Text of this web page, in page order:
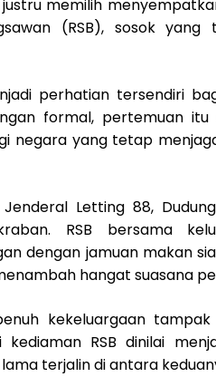
memilih
(RSB), sosok
perhatian tersendiri
formal, pertemuan
negara yang tetap
Jenderal Letting 88,
RSB bersama
dengan jamuan makan
hangat suasana
kekeluargaan
kediaman RSB dinilai
terjalin di antara